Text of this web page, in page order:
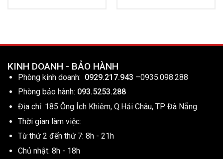
KINH DOANH - BẢO HÀNH
Phòng kinh doanh: 0929.217.943 –0935.098.288
Phòng bảo hành: 093.5253.288
Địa chỉ: 185 Ông Ích Khiêm, Q.Hải Châu, TP Đà Nẵng
Thời gian làm việc:
Từ thứ 2 đến thứ 7: 8h - 21h
Chủ nhật: 8h - 18h